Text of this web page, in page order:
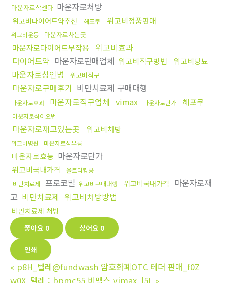
마운자로삭센다 마운자로처방
위고비다이어트약추천 해포쿠 위고비정품판매
위고비운동 마운자로사는곳
마운자로다이어트부작용
위고비효과
다이어트약 마운자로판매업체 위고비직구방법 위고비당뇨
마운자로성인병 위고비직구
마운자로구매후기 비만치료제 구매대행
마운자로효과 마운자로직구업체 vimax 마운자로단가 해포쿠
마운자로식이요법
마운자로재고있는곳 위고비처방
위고비병원 마운자로심부름
마운자로효능 마운자로단가
위고비국내가격
울트라킹콩
비만치료제
프로코밀 위고비구매대행 위고비국내가격
마운자로재
고 비만치료제 위고비처방방법
비만치료제 처방
좋아요 0 싫어요 0
인쇄
« p8H_텔레@fundwash 암호화폐OTC 테더 판매_f0Z